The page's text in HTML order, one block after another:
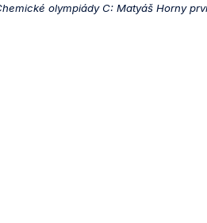
olympiády C: Matyáš Horny